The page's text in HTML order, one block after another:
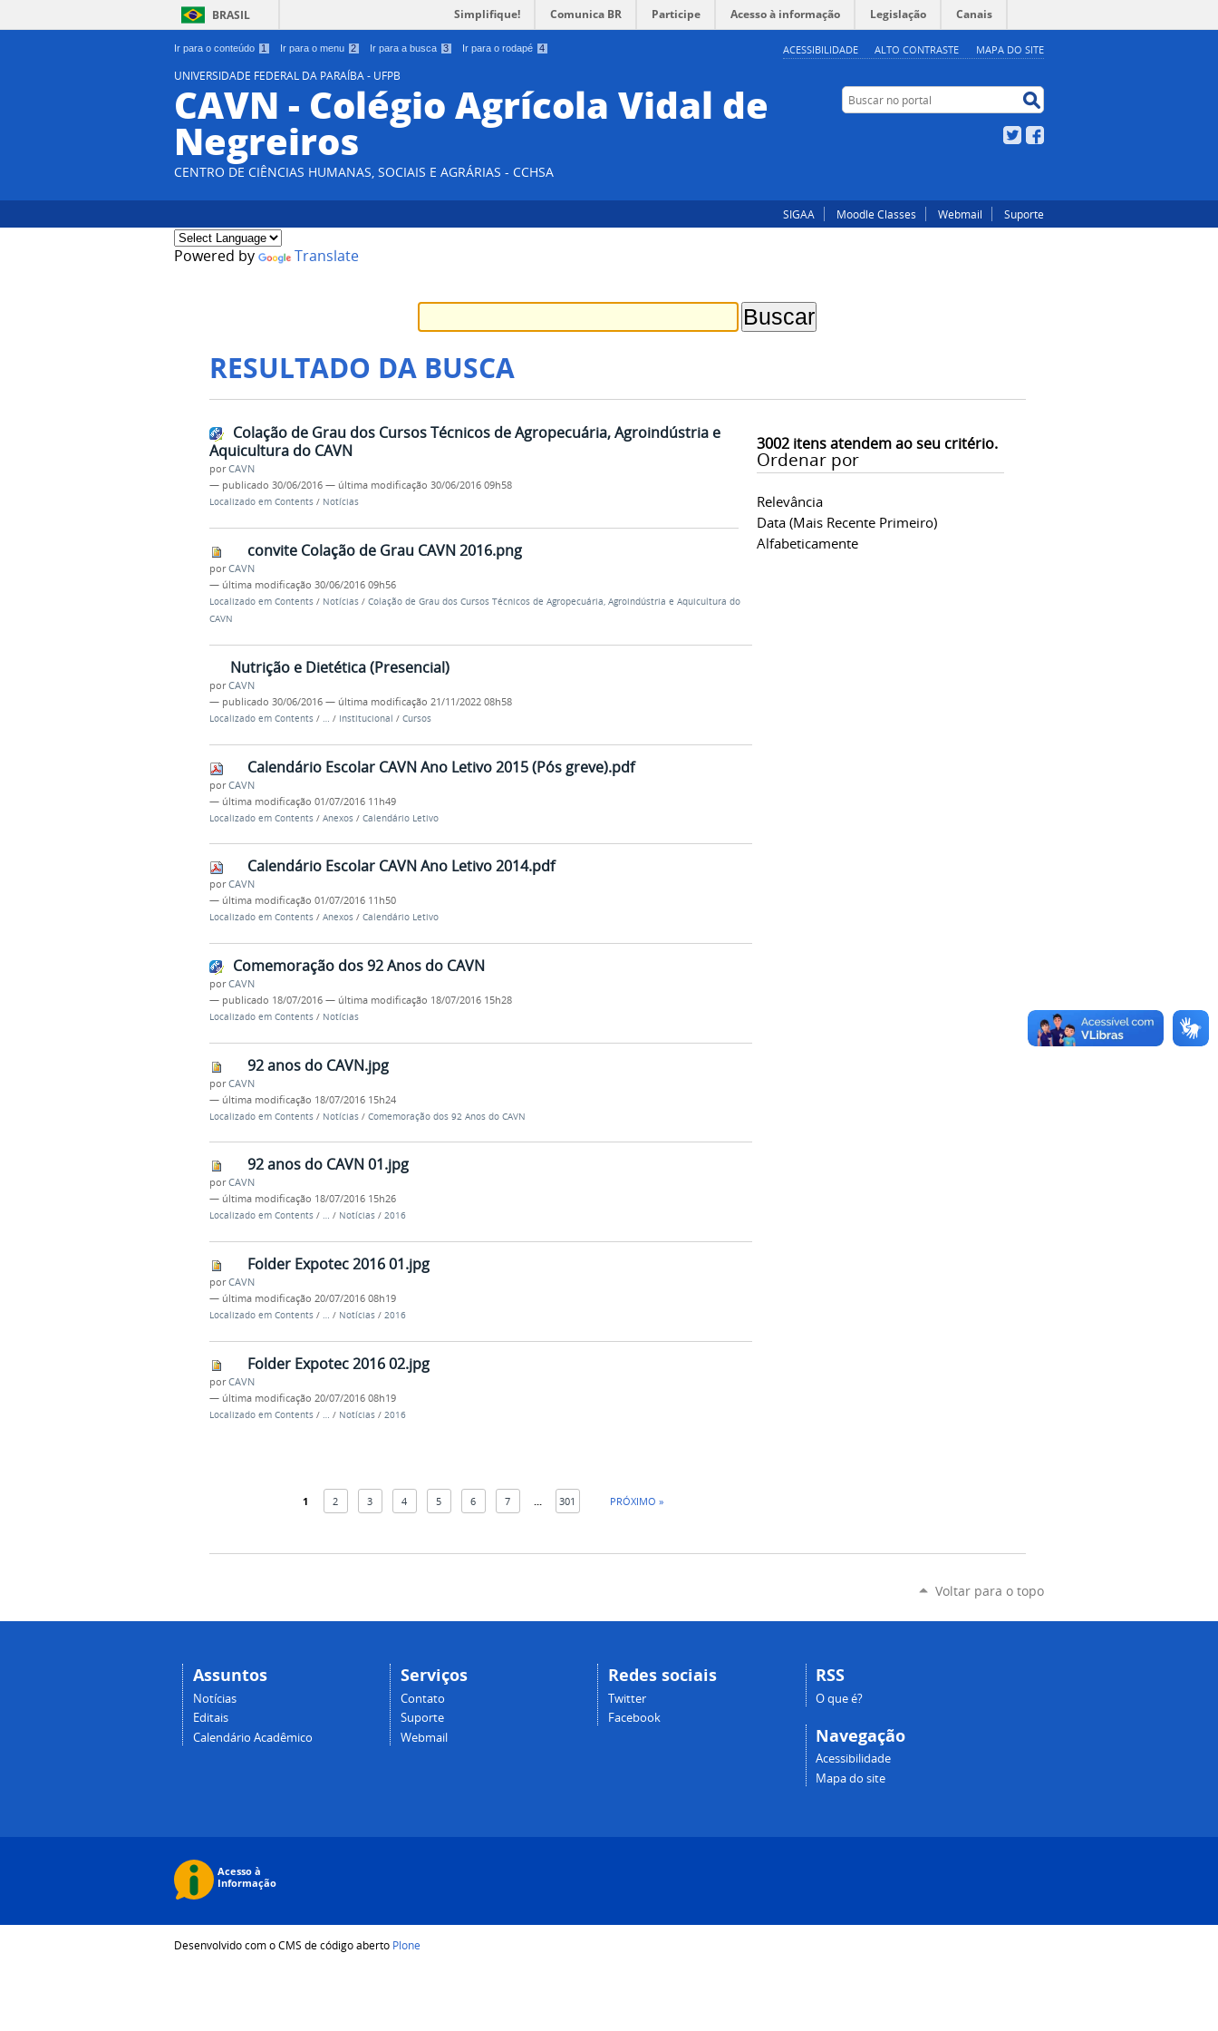
Ir para o conteúdo 1 Ir para o menu 2 Ir para a busca 3 Ir para o rodapé 4 ACESSIBILIDADE ALTO CONTRASTE MAPA DO SITE
BRASIL Simplifique! Comunica BR Participe Acesso à informação Legislação Canais
UNIVERSIDADE FEDERAL DA PARAÍBA - UFPB
CAVN - Colégio Agrícola Vidal de
Negreiros
CENTRO DE CIÊNCIAS HUMANAS, SOCIAIS E AGRÁRIAS - CCHSA
Buscar no portal
Twitter
SIGAA Moodle Classes Webmail Suporte
Powered by Translate
RESULTADO DA BUSCA
3002itens atendem ao seu critério.
Ordenar por
Relevância
Data (mais Recente Primeiro)
Alfabeticamente
Colação de Grau dos Cursos Técnicos de Agropecuária, Agroindústria e
Aquicultura do CAVN
porCAVN
— publicado 30/06/2016 — última modificação 30/06/2016 09h58
Localizado em Contents / Notícias
convite Colação de Grau CAVN 2016.png
porCAVN
— última modificação 30/06/2016 09h56
Localizado em Contents / Notícias / Colação de Grau dos Cursos Técnicos de Agropecuária, Agroindústria e Aquicultura do
CAVN
Nutrição e Dietética (Presencial)
porCAVN
— publicado 30/06/2016 — última modificação 21/11/2022 08h58
Localizado em Contents / … / Institucional / Cursos
Calendário Escolar CAVN Ano Letivo 2015 (Pós greve).pdf
porCAVN
— última modificação 01/07/2016 11h49
Localizado em Contents / Anexos / Calendário Letivo
Calendário Escolar CAVN Ano Letivo 2014.pdf
porCAVN
— última modificação 01/07/2016 11h50
Localizado em Contents / Anexos / Calendário Letivo
Comemoração dos 92 Anos do CAVN
porCAVN
— publicado 18/07/2016 — última modificação 18/07/2016 15h28
Localizado em Contents / Notícias
92 anos do CAVN.jpg
porCAVN
— última modificação 18/07/2016 15h24
Localizado em Contents / Notícias / Comemoração dos 92 Anos do CAVN
92 anos do CAVN 01.jpg
porCAVN
— última modificação 18/07/2016 15h26
Localizado em Contents / … / Notícias / 2016
Folder Expotec 2016 01.jpg
porCAVN
— última modificação 20/07/2016 08h19
Localizado em Contents / … / Notícias / 2016
Folder Expotec 2016 02.jpg
porCAVN
— última modificação 20/07/2016 08h19
Localizado em Contents / … / Notícias / 2016
1 2 3 4 5 6 7 301 PRÓXIMO »
Voltar para o topo
Assuntos
Notícias
Editais
Calendário Acadêmico
Serviços
Contato
Suporte
Webmail
Redes sociais
Twitter
Facebook
RSS
O que é?
Navegação
Acessibilidade
Mapa do site
Desenvolvido com o CMS de código aberto Plone